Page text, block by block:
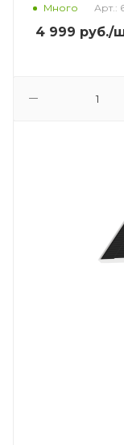
Много Арт.:
4 999 руб./